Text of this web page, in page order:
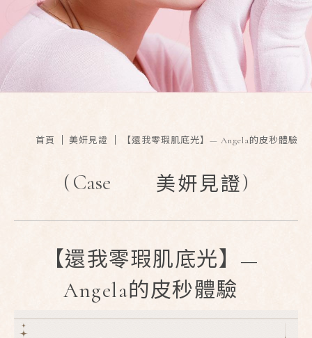
首頁 美妍見證 【還我零瑕肌底光】— Angela的皮秒體驗
(Case 美妍見證)
【還我零瑕肌底光】—
Angela的皮秒體驗